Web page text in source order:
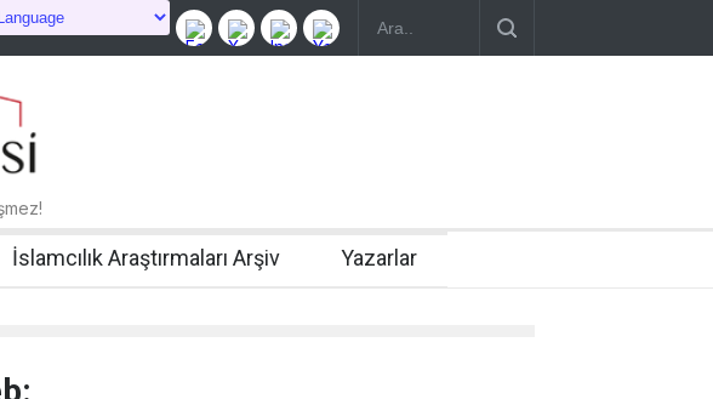
İslamcılık Araştırmaları Arşiv Yazarlar